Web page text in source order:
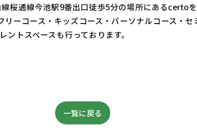
桜通線今池駅9番出口徒歩5分の場所にあるcerto
ーコース・キッズコース・パーソナルコース・
トスペースも行っております。
一覧に戻る